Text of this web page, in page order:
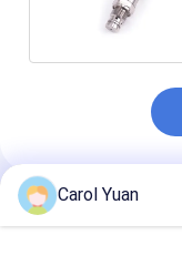
Productos
Carol Yuan